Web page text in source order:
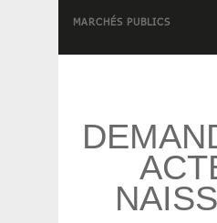
MARCHÉS PUBLICS